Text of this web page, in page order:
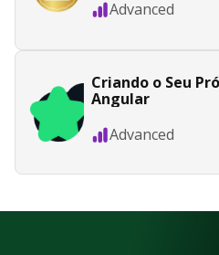
Advanced
Criando o Seu
Angular
Advanced